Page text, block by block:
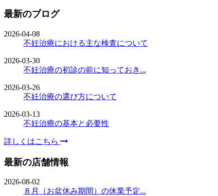
最新のブログ
2026-04-08
不妊治療における主な検査について
2026-03-30
不妊治療の初診の前に知っておき...
2026-03-26
不妊治療の選び方について
2026-03-13
不妊治療の基本と必要性
詳しくはこちら
最新の店舗情報
2026-08-02
８月（お盆休み期間）の休業予定...